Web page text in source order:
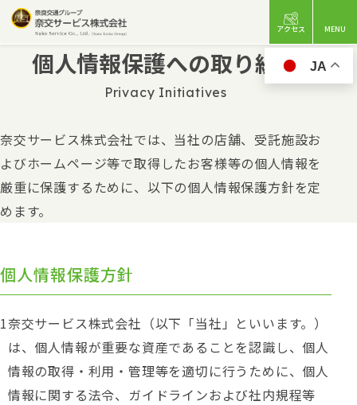
アクセス MENU
JA
個人情報保護への取り組み
Privacy Initiatives
奈交サービス株式会社では、当社の店舗、受託施設お
よびホームページ等で取得したお客様等の個人情報を
厳重に保護するために、以下の個人情報保護方針を定
めます。
個人情報保護方針
奈交サービス株式会社（以下「当社」といいます。）
は、個人情報が重要な資産であることを認識し、個人
情報の取得・利用・管理等を適切に行うために、個人
情報に関する法令、ガイドラインおよび社内規程等